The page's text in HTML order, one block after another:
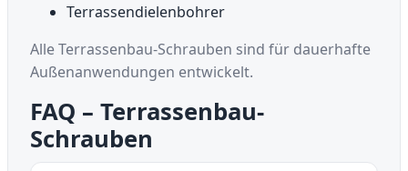
Terrassendielenbohrer
Alle Terrassenbau-Schrauben sind für dauerhafte
Außenanwendungen entwickelt.
FAQ – Terrassenbau-
Schrauben